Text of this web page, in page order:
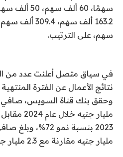
سهم، على الترتيب.
في سياق متصل أعلنت عدد من
مليار جنيه مقارنة مع 2.3 مليار جنيه بنسبة نمو 148%.